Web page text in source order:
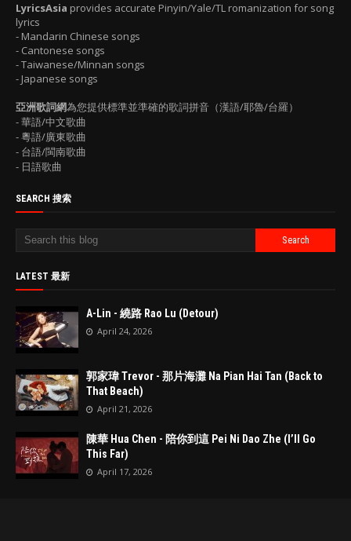
LyricsAsia provides accurate Pinyin/Yale/TL romanization for song
lyrics
- Mandarin Chinese songs
- Cantonese songs
- Taiwanese/Minnan songs
- Japanese songs
亞洲歌詞網為您提供標準並準確的歌詞拼音（漢語/耶魯/台羅）
- 華語/中文歌曲
- 粵語/廣東歌曲
- 台語/閩南歌曲
- 日語歌曲
SEARCH 搜索
LATEST 最新
A-Lin - 繞路 Rao Lu (Detour)
April 24, 2026
郭家瑋 Trevor - 那片海灘 Na Pian Hai Tan (Back to
That Beach)
April 21, 2026
陳華 Hua Chen - 陪你到這 Pei Ni Dao Zhe (I’ll Go
This Far)
April 17, 2026